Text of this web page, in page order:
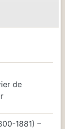
de
1881) –